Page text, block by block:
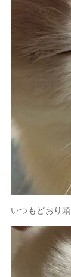
いつもどおり